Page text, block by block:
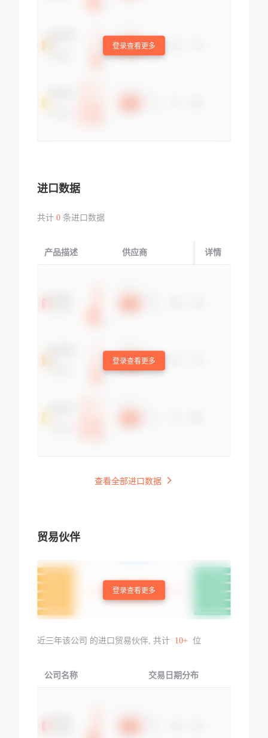
登录查看更多
进口数据
共计 0条进口数据
产品描述 供应商 起运国/地区
详情
登录查看更多
查看全部进口数据
贸易伙伴
登录查看更多
近三年该公司 的进口贸易伙伴, 共计 10+ 位
公司名称 交易日期分布